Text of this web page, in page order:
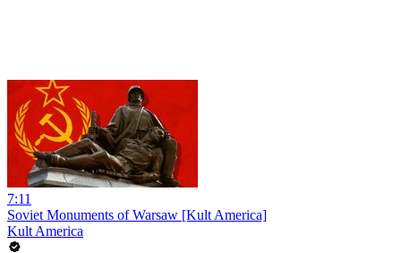
7:11
Soviet Monuments of Warsaw [Kult America]
Kult America